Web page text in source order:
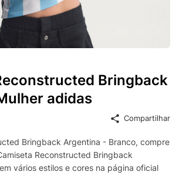
Bringback
adidas
Compartilhar
Bringback Argentina - Branco, compre
Reconstructed Bringback
vários estilos e cores na página oficial